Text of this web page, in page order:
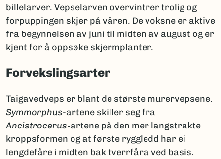
billelarver. Vepselarven overvintrer trolig og
forpuppingen skjer på våren. De voksne er aktive
fra begynnelsen av juni til midten av august og er
kjent for å oppsøke skjermplanter.
Forvekslingsarter
Taigavedveps er blant de største murervepsene.
Symmorphus-artene skiller seg fra
Ancistrocerus-artene på den mer langstrakte
kroppsformen og at første ryggledd har ei
lengdefåre i midten bak tverrfåra ved basis.